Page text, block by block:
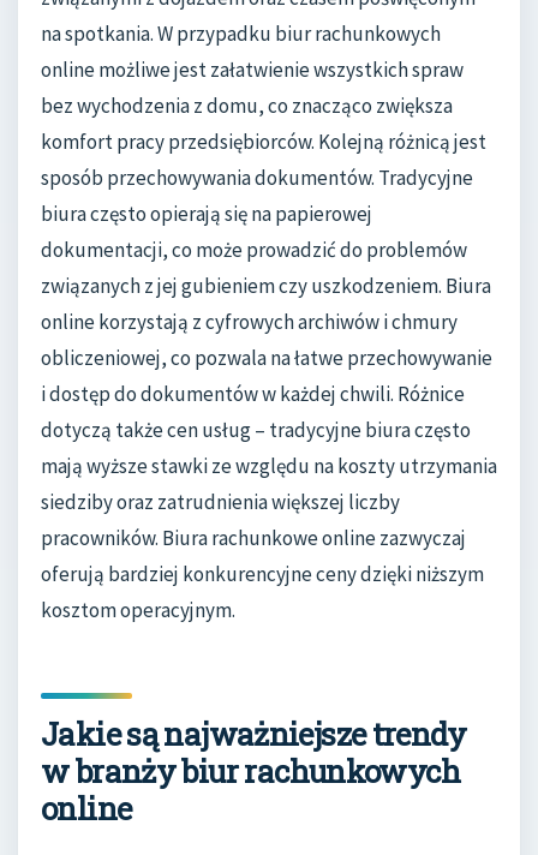
na spotkania. W przypadku biur rachunkowych
online możliwe jest załatwienie wszystkich spraw
bez wychodzenia z domu, co znacząco zwiększa
komfort pracy przedsiębiorców. Kolejną różnicą jest
sposób przechowywania dokumentów. Tradycyjne
biura często opierają się na papierowej
dokumentacji, co może prowadzić do problemów
związanych z jej gubieniem czy uszkodzeniem. Biura
online korzystają z cyfrowych archiwów i chmury
obliczeniowej, co pozwala na łatwe przechowywanie
i dostęp do dokumentów w każdej chwili. Różnice
dotyczą także cen usług – tradycyjne biura często
mają wyższe stawki ze względu na koszty utrzymania
siedziby oraz zatrudnienia większej liczby
pracowników. Biura rachunkowe online zazwyczaj
oferują bardziej konkurencyjne ceny dzięki niższym
kosztom operacyjnym.
Jakie są najważniejsze trendy
w branży biur rachunkowych
online